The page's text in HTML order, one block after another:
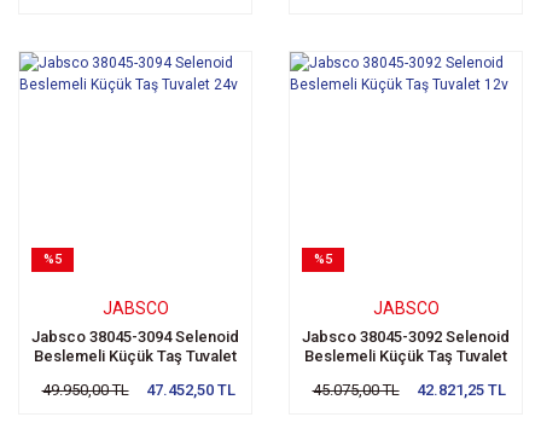
%5
JABSCO
Jabsco 38045-3094 Selenoid
Beslemeli Küçük Taş Tuvalet
49.950,00 TL
47.452,50 TL
%5
JABSCO
Jabsco 38045-3092 Selenoid
Beslemeli Küçük Taş Tuvalet
45.075,00 TL
42.821,25 TL